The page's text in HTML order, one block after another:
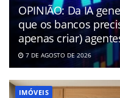
OPINIÃO: Da IA
que os bancos
apenas criar)
7 DE AGOSTO DE 2026
IMÓVEIS